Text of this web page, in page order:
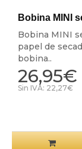
Bobina MINI
Bobina MINI
papel de
bobina..
26,95€
Sin IVA: 22,27€